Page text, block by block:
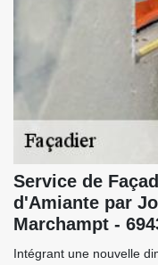
Service de
d'Amiante par
Marchampt -
Intégrant une nouvelle